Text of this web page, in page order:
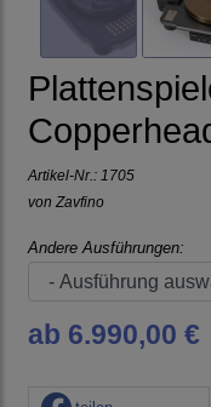
Artikel-Nr.: 1705
von Zavfino
Andere Ausführungen:
ab 6.990,00 €